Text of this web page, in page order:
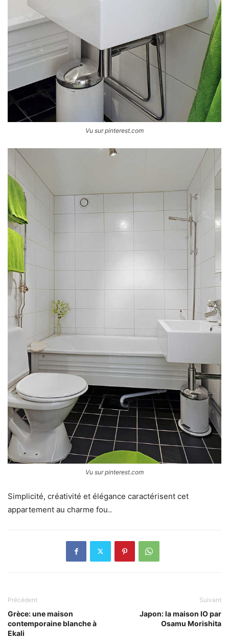
Vu sur pinterest.com
Vu sur pinterest.com
Simplicité, créativité et élégance caractérisent cet
appartement au charme fou..
Précédent
Grèce: une maison
contemporaine blanche à
Ekali
Suivant
Japon: la maison IO par
Osamu Morishita